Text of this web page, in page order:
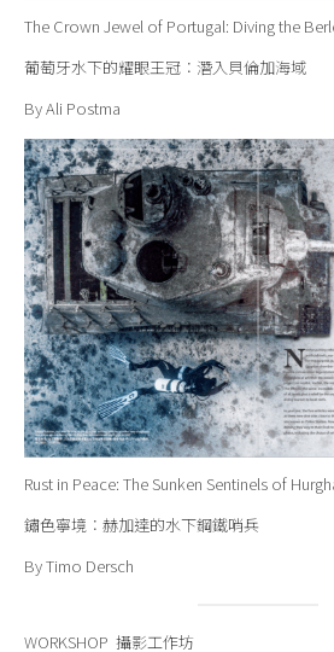
The Crown Jewel of Portugal: Diving the
葡萄牙水下的耀眼王冠：潛入貝倫加海域
By Ali Postma
Rust in Peace: The Sunken Sentinels of
鏽色寧境：赫加達的水下鋼鐵哨兵
By Timo Dersch
WORKSHOP 攝影工作坊